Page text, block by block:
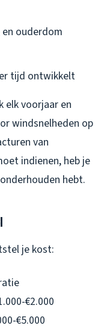
ouderdom
tijd ontwikkelt
elk voorjaar en
windsnelheden op
van
indienen, heb je
hebt.
je kost:
€2.000
€5.000